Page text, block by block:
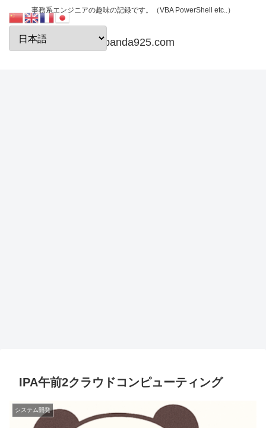
事務系エンジニアの趣味の記録です。（VBA PowerShell etc..）
papanda925.com
IPA午前2クラウドコンピューティング
システム開発